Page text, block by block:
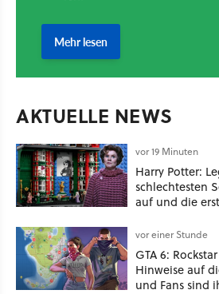
AKTUELLE NEWS
vor 19 Minuten
Harry Potter:
schlechtesten
auf und die
vor einer Stunde
GTA 6:
Hinweise auf
und Fans sind